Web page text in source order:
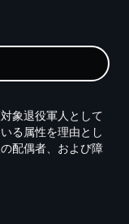
象退役軍人として
る属性を理由とし
配偶者、および障